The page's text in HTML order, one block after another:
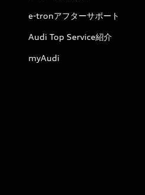
e-tronアフターサポート
Audi Top Service紹介
myAudi